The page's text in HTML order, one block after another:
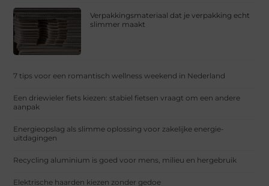
Verpakkingsmateriaal dat je verpakking echt
slimmer maakt
7 tips voor een romantisch wellness weekend in Nederland
Een driewieler fiets kiezen: stabiel fietsen vraagt om een andere
aanpak
Energieopslag als slimme oplossing voor zakelijke energie-
uitdagingen
Recycling aluminium is goed voor mens, milieu en hergebruik
Elektrische haarden kiezen zonder gedoe